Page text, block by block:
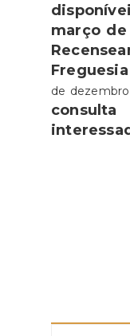
março de
Freguesia
de